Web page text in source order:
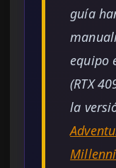
guía
equipo
(RTX
la